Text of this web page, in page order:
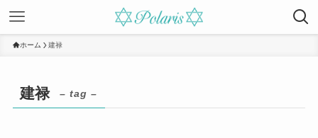
ホーム 建禄
建禄 – tag –